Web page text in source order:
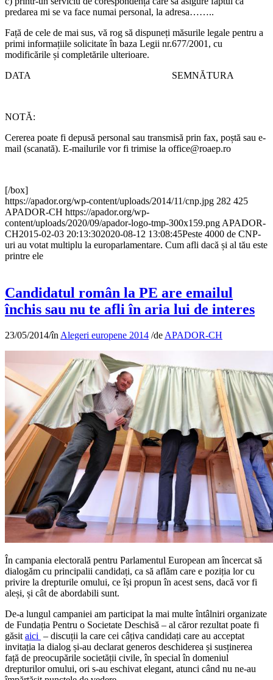
predarea mi se va face numai personal, la adresa……..
Față de cele de mai sus, vă rog să dispuneți măsurile legale pentru a
primi informațiile solicitate în baza Legii nr.677/2001, cu
modificările și completările ulterioare.
DATA SEMNĂTURA
NOTĂ:
Cererea poate fi depusă personal sau transmisă prin fax, poștă sau e-
mail (scanată). E-mailurile vor fi trimise la office@roaep.ro
[/box]
https://apador.org/wp-content/uploads/2014/11/cnp.jpg 282 425
APADOR-CH https://apador.org/wp-
content/uploads/2020/09/apador-logo-tmp-300x159.png APADOR-
CH2015-02-03 20:13:302020-08-12 13:08:45Peste 4000 de CNP-
uri au votat multiplu la europarlamentare. Cum afli dacă și al tău este
printre ele
Candidatul român la PE are emailul
închis sau nu te afli în aria lui de interes
23/05/2014/în Alegeri europene 2014 /de APADOR-CH
În campania electorală pentru Parlamentul European am încercat să
dialogăm cu principalii candidați, ca să aflăm care e poziția lor cu
privire la drepturile omului, ce își propun în acest sens, dacă vor fi
aleși, și cât de abordabili sunt.
De-a lungul campaniei am participat la mai multe întâlniri organizate
de Fundația Pentru o Societate Deschisă – al căror rezultat poate fi
găsit aici – discuții la care cei câțiva candidați care au acceptat
invitația la dialog și-au declarat generos deschiderea și susținerea
față de preocupările societății civile, în special în domeniul
drepturilor omului, ori s-au eschivat elegant, atunci când nu ne-au